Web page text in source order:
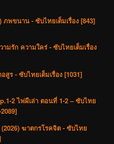
ภพขนาน - ซับไทยเต็มเรื่อง [843]
ามรัก ความใคร่ - ซับไทยเต็มเรื่อง
สูร - ซับไทยเต็มเรื่อง [1031]
2 ไพ่ผีเล่า ตอนที่ 1-2 – ซับไทย
ฆาตกรโรคจิต - ซับไทย